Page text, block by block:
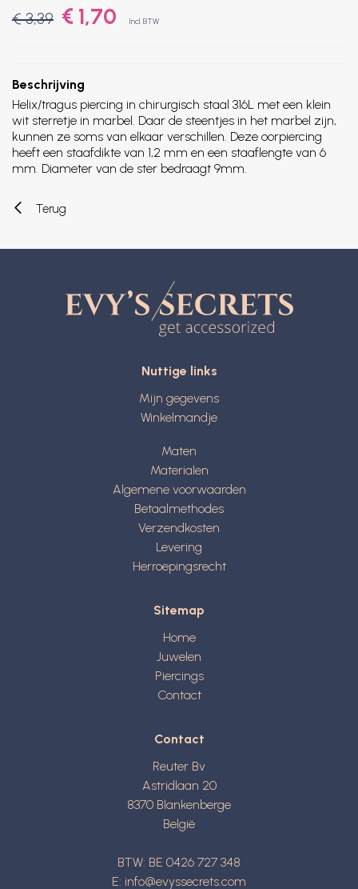
€ 3,39 € 1,70 Incl. BTW
Beschrijving
Helix/tragus piercing in chirurgisch staal 316L met een klein
wit sterretje in marbel. Daar de steentjes in het marbel zijn,
kunnen ze soms van elkaar verschillen. Deze oorpiercing
heeft een staafdikte van 1,2 mm en een staaflengte van 6
mm. Diameter van de ster bedraagt 9mm.
Terug
Nuttige links
Mijn gegevens
Winkelmandje
Maten
Materialen
Algemene voorwaarden
Betaalmethodes
Verzendkosten
Levering
Herroepingsrecht
Sitemap
Home
Juwelen
Piercings
Contact
Contact
Reuter Bv
Astridlaan 20
8370 Blankenberge
België
BTW: BE 0426 727 348
E: info@evyssecrets.com